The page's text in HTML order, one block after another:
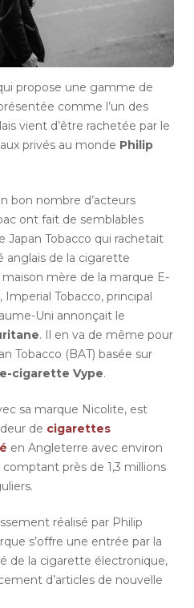
propose une gamme de
comme l’un des
vient d’être rachetée par le
privés au monde Philip
bon nombre d’acteurs
ont fait de semblables
Japan Tobacco qui rachetait
anglais de la cigarette
mère de la marque E-
Tobacco, principal
Uni annonçait le
. Il en va de même pour
Tobacco (BAT) basée sur
e-cigarette Vype.
sa marque Nicolite, est
de cigarettes
en Angleterre avec environ
près de 1,3 millions
réalisé par Philip
s’offre une entrée par la
de la cigarette électronique,
d’articles de nouvelle